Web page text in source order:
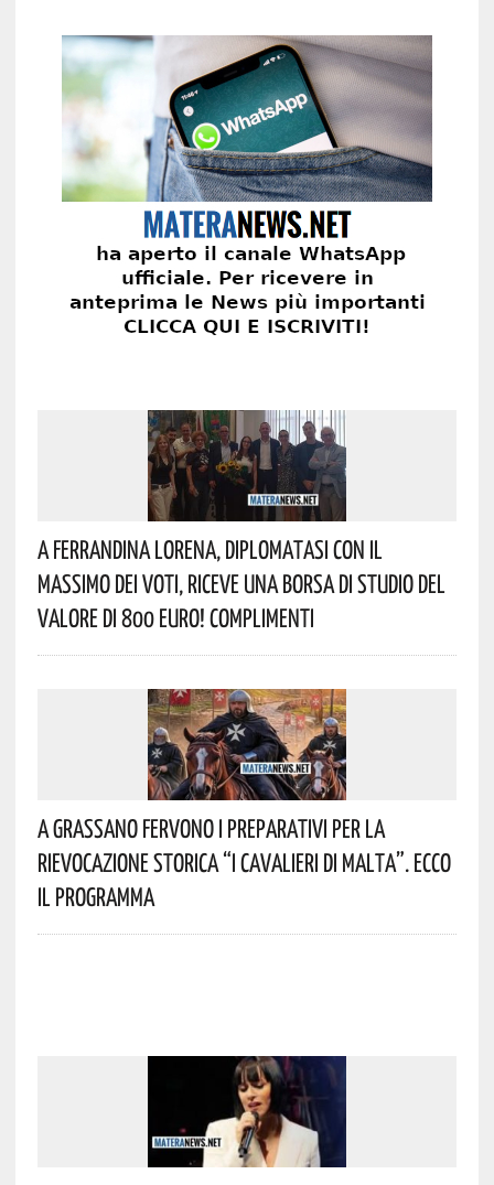
A Ferrandina Lorena, Diplomatasi Con Il
Massimo Dei Voti, Riceve Una Borsa Di Studio Del
Valore Di 800 Euro! Complimenti
A Grassano Fervono I Preparativi Per La
Rievocazione Storica “I CAVALIERI DI MALTA”. Ecco
Il Programma